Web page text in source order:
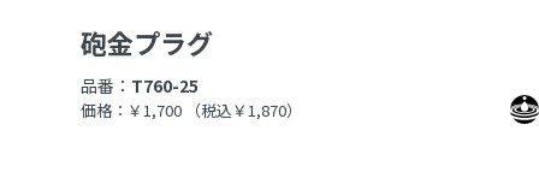
砲金プラグ
品番： T760-25
価格：￥1,700 （税込￥1,870）